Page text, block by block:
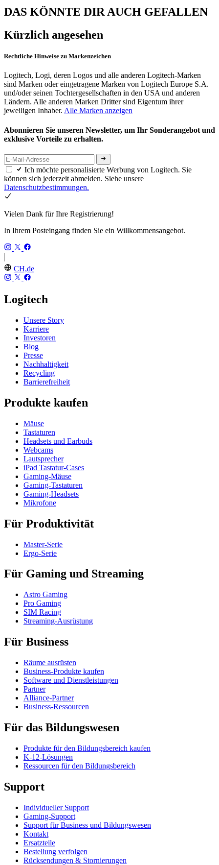
DAS KÖNNTE DIR AUCH GEFALLEN
Kürzlich angesehen
Rechtliche Hinweise zu Markenzeichen
Logitech, Logi, deren Logos und alle anderen Logitech-Marken
sind Marken oder eingetragene Marken von Logitech Europe S.A.
und/oder seinen Tochtergesellschaften in den USA und anderen
Ländern. Alle anderen Marken Dritter sind Eigentum ihrer
jeweiligen Inhaber. Alle Marken anzeigen
Abonnieren Sie unseren Newsletter, um Ihr Sonderangebot und
exklusive Vorteile zu erhalten.
Ich möchte personalisierte Werbung von Logitech. Sie
können sich jederzeit abmelden. Siehe unsere
Datenschutzbestimmungen.
Vielen Dank für Ihre Registrierung!
In Ihrem Posteingang finden Sie ein Willkommensangebot.
CH,de
Logitech
Unsere Story
Karriere
Investoren
Blog
Presse
Nachhaltigkeit
Recycling
Barrierefreiheit
Produkte kaufen
Mäuse
Tastaturen
Headsets und Earbuds
Webcams
Lautsprecher
iPad Tastatur-Cases
Gaming-Mäuse
Gaming-Tastaturen
Gaming-Headsets
Mikrofone
Für Produktivität
Master-Serie
Ergo-Serie
Für Gaming und Streaming
Astro Gaming
Pro Gaming
SIM Racing
Streaming-Ausrüstung
Für Business
Räume ausrüsten
Business-Produkte kaufen
Software und Dienstleistungen
Partner
Alliance-Partner
Business-Ressourcen
Für das Bildungswesen
Produkte für den Bildungsbereich kaufen
K-12-Lösungen
Ressourcen für den Bildungsbereich
Support
Individueller Support
Gaming-Support
Support für Business und Bildungswesen
Kontakt
Ersatzteile
Bestellung verfolgen
Rücksendungen & Stornierungen